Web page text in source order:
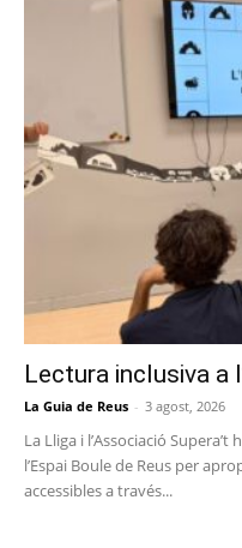
Lectura inclusiva a
La Guia de Reus - 3 agost, 2026
La Lliga i l’Associació
l’Espai Boule de Reus per
accessibles a través...